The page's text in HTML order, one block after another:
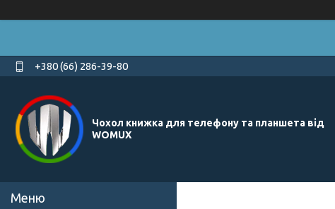
+380 (66) 286-39-80
Чохол книжка для телефону та планшета від
WOMUX